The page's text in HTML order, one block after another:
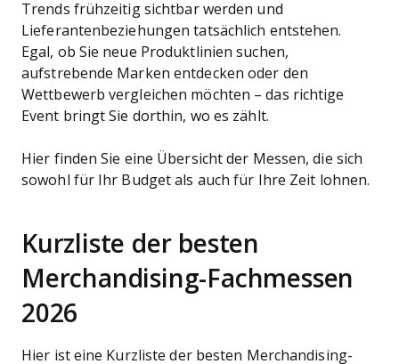
Trends frühzeitig sichtbar werden und
Lieferantenbeziehungen tatsächlich entstehen.
Egal, ob Sie neue Produktlinien suchen,
aufstrebende Marken entdecken oder den
Wettbewerb vergleichen möchten – das richtige
Event bringt Sie dorthin, wo es zählt.
Hier finden Sie eine Übersicht der Messen, die sich
sowohl für Ihr Budget als auch für Ihre Zeit lohnen.
Kurzliste der besten
Merchandising-Fachmessen
2026
Hier ist eine Kurzliste der besten Merchandising-